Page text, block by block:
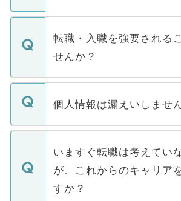
ます。通常、5営業日以内に
いただきますので、しばら
い。
マイナビDOCTORで取り扱
うち約3割は、Webサイトか
けない「非公開求人」です
下記の理由によって、一般
ません。
■応募殺到を避けるため 人
関を公にしてしまうと、応
に、医療機関が求める条件
みを人材紹介会社に依頼す
ています。
転職・入職を強要される
せんか？
転職・入職を強要すること
ん。また、仮に応募先から
定を承諾する必要はありま
の辞退の連絡はキャリアパ
ますので、ご安心ください。
個人情報は漏えいしませ
個人情報が漏えいすること
で、ご安心ください。当サ
などで収集したご登録者様
ご本人のキャリアアップお
支援を目的に使用いたしま
いますぐ転職は考えてい
が、これからのキャリア
すか？